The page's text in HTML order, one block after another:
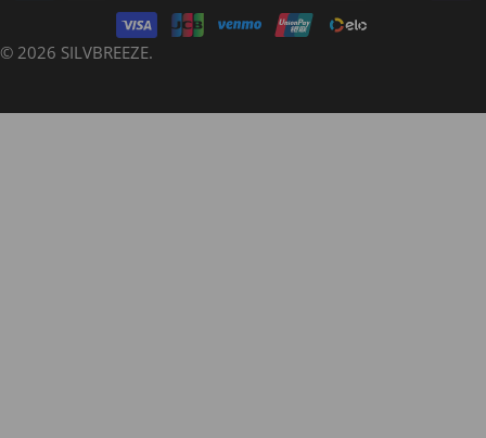
區
© 2026 SILVBREEZE.
式